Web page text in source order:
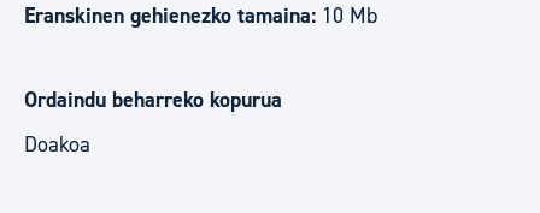
Eranskinen gehienezko tamaina: 10 Mb
Ordaindu beharreko kopurua
Doakoa